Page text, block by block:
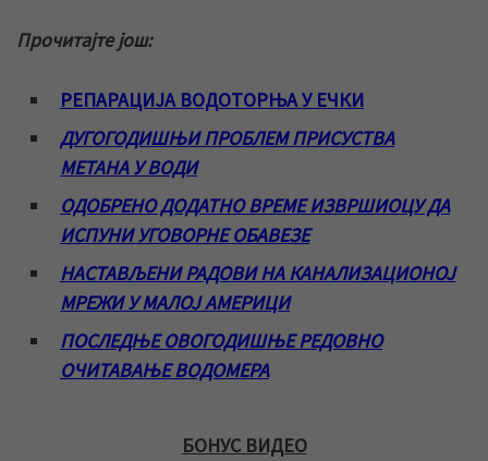
Прочитајте још:
РЕПАРАЦИЈА ВОДОТОРЊА У ЕЧКИ
ДУГОГОДИШЊИ ПРОБЛЕМ ПРИСУСТВА
МЕТАНА У ВОДИ
ОДОБРЕНО ДОДАТНО ВРЕМЕ ИЗВРШИОЦУ ДА
ИСПУНИ УГОВОРНЕ ОБАВЕЗЕ
НАСТАВЉЕНИ РАДОВИ НА КАНАЛИЗАЦИОНОЈ
МРЕЖИ У МАЛОЈ АМЕРИЦИ
ПОСЛЕДЊЕ ОВОГОДИШЊЕ РЕДОВНО
ОЧИТАВАЊЕ ВОДОМЕРА
БОНУС ВИДЕО